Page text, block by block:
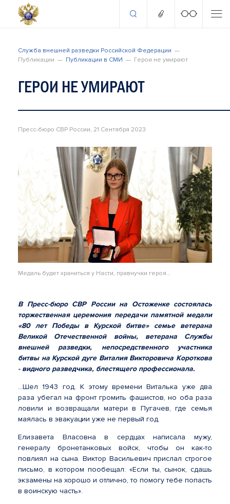
Служба внешней разведки Российской Федерации
Публикации
Публикации в СМИ Герои не умирают
ГЕРОИ НЕ УМИРАЮТ
Пресс-бюро СВР России, 21 Сентября 2023
Медаль будет храниться у Насти, правнучки героя…
В Пресс-бюро СВР России на Остоженке состоялась
торжественная церемония передачи памятной медали
«80 лет Победы в Курской битве» семье ветерана
Великой Отечественной войны, ветерана Службы
внешней разведки, непосредственного участника
битвы на Курской дуге Виталия Викторовича Короткова
- видного разведчика, блестящего профессионала.
…Шел 1943 год. К этому времени Виталька уже два
раза убегал на фронт громить фашистов, но оба раза
ловили и возвращали матери в Пугачев, где семья
маялась в эвакуации уже не первый год.
Елизавета Власовна в сердцах написала мужу,
генералу бронетанковых войск, чтобы он как-то
повлиял на сына. Виктор Васильевич прислал строгое
письмо, в котором пообещал: «Если ты, сынок, сдашь
экзамены на хорошо и отлично, то помогу тебе попасть
в воинскую часть».